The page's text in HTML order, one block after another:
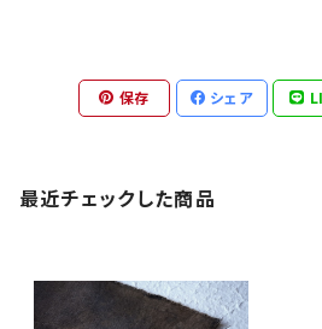
保存 シェア
最近チェックした商品